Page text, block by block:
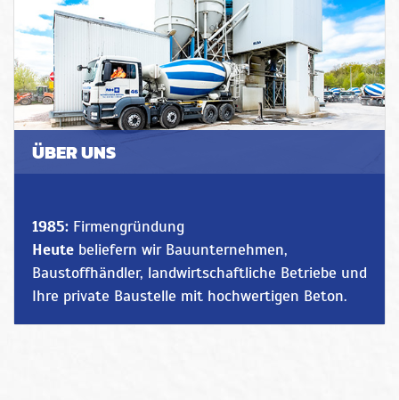
ÜBER UNS
1985: Firmengründung
Heute beliefern wir Bauunternehmen,
Baustoffhändler, landwirtschaftliche Betriebe und
Ihre private Baustelle mit hochwertigen Beton.